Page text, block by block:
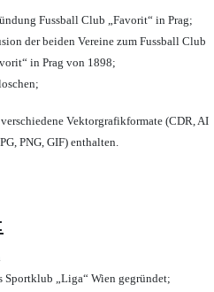
Fussball Club „Favorit“ in Prag;
der beiden Vereine zum Fussball Club
in Prag von 1898;
Vektorgrafikformate (CDR, AI
PNG, GIF) enthalten.
Sportklub „Liga“ Wien gegründet;